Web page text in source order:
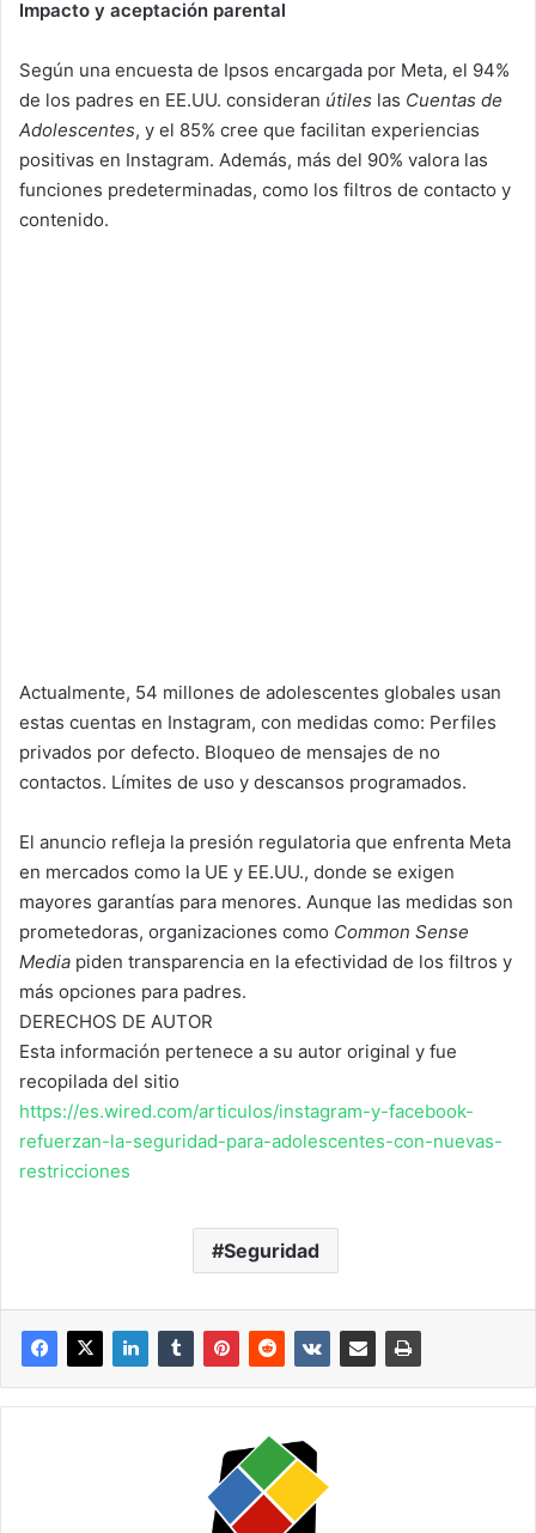
Impacto y aceptación parental
Según una encuesta de Ipsos encargada por Meta, el 94%
de los padres en EE.UU. consideran útiles las Cuentas de
Adolescentes, y el 85% cree que facilitan experiencias
positivas en Instagram. Además, más del 90% valora las
funciones predeterminadas, como los filtros de contacto y
contenido.
Actualmente, 54 millones de adolescentes globales usan
estas cuentas en Instagram, con medidas como: Perfiles
privados por defecto. Bloqueo de mensajes de no
contactos. Límites de uso y descansos programados.
El anuncio refleja la presión regulatoria que enfrenta Meta
en mercados como la UE y EE.UU., donde se exigen
mayores garantías para menores. Aunque las medidas son
prometedoras, organizaciones como Common Sense
Media piden transparencia en la efectividad de los filtros y
más opciones para padres.
DERECHOS DE AUTOR
Esta información pertenece a su autor original y fue
recopilada del sitio
https://es.wired.com/articulos/instagram-y-facebook-
refuerzan-la-seguridad-para-adolescentes-con-nuevas-
restricciones
Seguridad